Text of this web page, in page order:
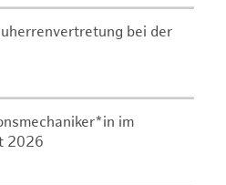
bei der
im
2026